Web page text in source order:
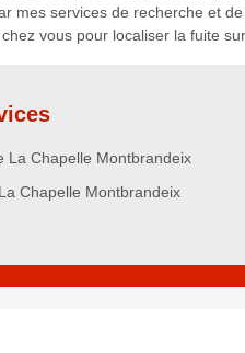
mes services de recherche et
vous pour localiser la fuite
La Chapelle Montbrandeix
Chapelle Montbrandeix